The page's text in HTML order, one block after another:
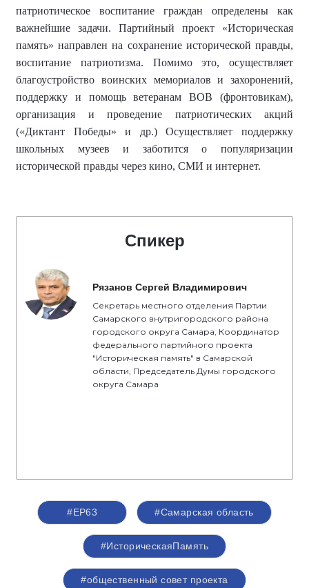
патриотическое воспитание граждан определены как
важнейшие задачи. Партийный проект «Историческая
память» направлен на сохранение исторической правды,
воспитание патриотизма. Помимо это, осуществляет
благоустройство воинских мемориалов и захоронений,
поддержку и помощь ветеранам ВОВ (фронтовикам),
организация и проведение патриотических акций
(«Диктант Победы» и др.) Осуществляетподдержку
школьных музеев
и заботится о популяризации
исторической правды через кино, СМИ и интернет.
Спикер
Рязанов Сергей Владимирович
Секретарь местного отделения Партии
Самарского внутригородского района
городского округа Самара, Координатор
федерального партийного проекта
"Историческая память" в Самарской
области, Председатель Думы городского
округа Самара
#ЕР63 #Самарская область
#ИсторическаяПамять
#общественный совет проекта